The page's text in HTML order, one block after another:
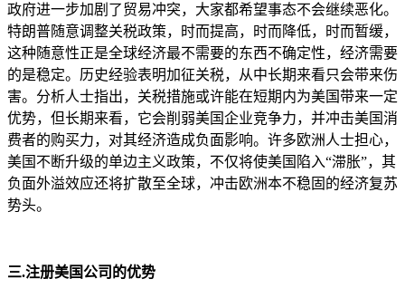
政府进一步加剧了贸易冲突，大家都希望事态不会继续恶化。
特朗普随意调整关税政策，时而提高，时而降低，时而暂缓，
这种随意性正是全球经济最不需要的东西不确定性，经济需要
的是稳定。历史经验表明加征关税，从中长期来看只会带来伤
害。分析人士指出，关税措施或许能在短期内为美国带来一定
优势，但长期来看，它会削弱美国企业竞争力，并冲击美国消
费者的购买力，对其经济造成负面影响。许多欧洲人士担心，
美国不断升级的单边主义政策，不仅将使美国陷入“滞胀”，其
负面外溢效应还将扩散至全球，冲击欧洲本不稳固的经济复苏
势头。
三.注册美国公司的优势